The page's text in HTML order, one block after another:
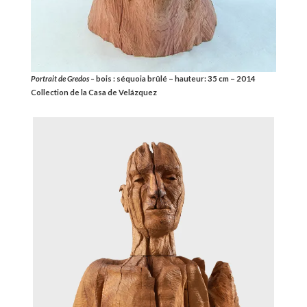
Portrait de Gredos –bois : séquoia brûlé – hauteur: 35 cm – 2014
Collection de la Casa de Velázquez